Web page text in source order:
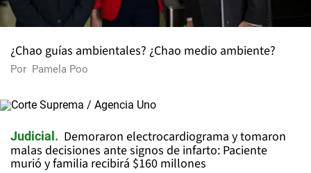
¿Chao guías ambientales? ¿Chao medio ambiente?
Por Pamela Poo
Judicial
Demoraron electrocardiograma y tomaron
malas decisiones ante signos de infarto: Paciente
murió y familia recibirá $160 millones